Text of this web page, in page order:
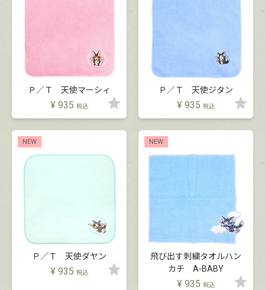
Ｐ／Ｔ 天使マーシィ
¥ 935 税込
Ｐ／Ｔ 天使ジタン
¥ 935 税込
NEW
Ｐ／Ｔ 天使ダヤン
¥ 935 税込
NEW
飛び出す刺繍タオルハン
カチ A-BABY
¥ 935 税込